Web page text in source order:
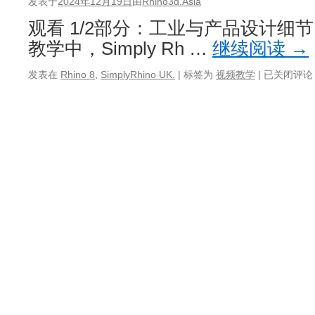
——
Simply
Rhino
发
观看 1/2部分：工业与产品设计细
教学中，Simply Rh … 继续阅读 →
发表在 Rhino 8 SimplyRhino UK. | 标签为 视频教学 | 新
已关闭评论